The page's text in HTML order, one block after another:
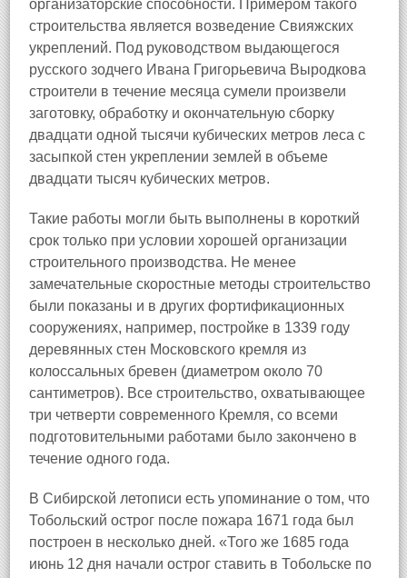
организаторские способности. Примером такого
строительства является возведение Свияжских
укреплений. Под руководством выдающегося
русского зодчего Ивана Григорьевича Выродкова
строители в течение месяца сумели произвели
заготовку, обработку и окончательную сборку
двадцати одной тысячи кубических метров леса с
засыпкой стен укреплении землей в объеме
двадцати тысяч кубических метров.
Такие работы могли быть выполнены в короткий
срок только при условии хорошей организации
строительного производства. Не менее
замечательные скоростные методы строительство
были показаны и в других фортификационных
сооружениях, например, постройке в 1339 году
деревянных стен Московского кремля из
колоссальных бревен (диаметром около 70
сантиметров). Все строительство, охватывающее
три четверти современного Кремля, со всеми
подготовительными работами было закончено в
течение одного года.
В Сибирской летописи есть упоминание о том, что
Тобольский острог после пожара 1671 года был
построен в несколько дней. «Того же 1685 года
июнь 12 дня начали острог ставить в Тобольске по